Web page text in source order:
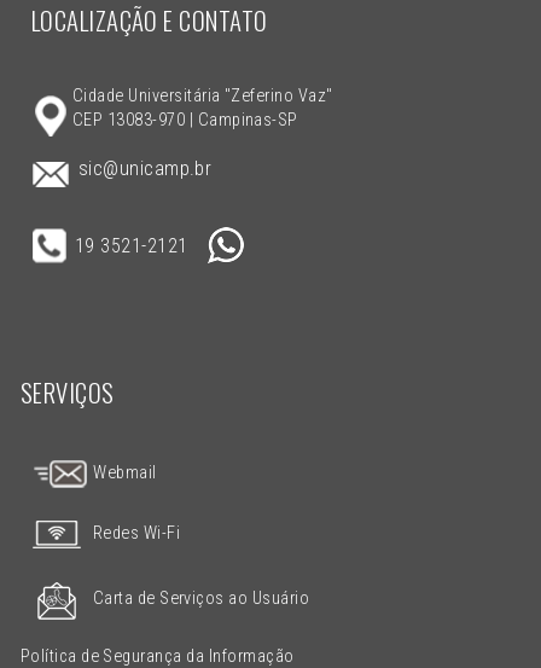
LOCALIZAÇÃO E CONTATO
Cidade Universitária "Zeferino Vaz"
CEP 13083-970 | Campinas-SP
sic@unicamp.br
19 3521-2121
SERVIÇOS
Webmail
Redes Wi-Fi
Carta de Serviços ao Usuário
Política de Segurança da Informação